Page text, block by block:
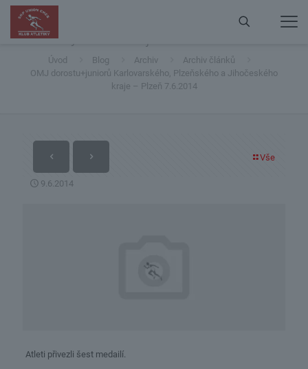
OMJ dorostu+juniorů Karlovarského, Plzeňského a
Úvod Blog Archiv
Archiv článků
OMJ dorostu+juniorů Karlovarského, Plzeňského a Jihočeského
kraje – Plzeň 7.6.2014
Vše
9.6.2014
Atleti přivezli šest medailí.